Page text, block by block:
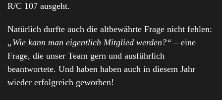
R/C 107 ausgeht.
Natürlich durfte auch die altbewährte Frage nicht fehlen:
„Wie kann man eigentlich Mitglied werden?“ – eine
Frage, die unser Team gern und ausführlich
beantwortete. Und haben haben auch in diesem Jahr
wieder erfolgreich geworben!